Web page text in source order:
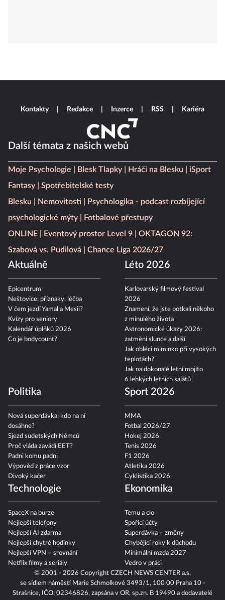
Další témata z našich webů
Moje Psychologie Blesk Tlapky Hráči na Blesku
iSport
Fantasy
Spotřebitelské testy
Blesku
Nemovitosti
Psychologika - podcast rozbíjející
psychologické mýty
Fotbalové přestupy
ONLINE
Eventový prostor Level 9
OKTAGON 92:
Szabová vs. Pudilová
Chance Liga 2026/27
Aktuálně
Epicentrum
Neštovice: příznaky, léčba
V čem jezdí Yamal a Mesii?
Kvízy pro seniory
Kalendář úplňků 2026
Co je bodycount?
Léto 2026
Karlovarský filmový festival
2026
Znamení, že jste potkali někoho
z minulého života
Astronomické úkazy 2026:
zatmění slunce a další
Jak obléci miminko při vysokých
teplotách?
Jak na dokonalé letní mojito
6 lehkých letních salátů
Politika
Nová superdávka: kdo na ní
dosáhne?
Sjezd sudetských Němců
Proč vláda zavádí EET?
Padni komu padni
Výpověď z práce vzor
Divoký kačer
Sport 2026
MMA
Fotbal 2026/27
Hokej 2026
Tenis 2026
F1 2026
Atletika 2026
Cyklistika 2026
Technologie
SpaceX na burze
Nejlepší telefony
Nejlepší AI zdarma
Nejlepší chytré hodinky
Nejlepší VPN – srovnání
Netflix filmy a seriály
Ekonomika
Temu a clo
Spořicí účty
Superdávka – změny
Chybějící roky k důchodu
Minimální mzda 2027
Vedro v práci
Kontakty Redakce Inzerce RSS Kariéra
© 2001 - 2026 Copyright CZECH NEWS CENTER a.s.
se sídlem náměstí Marie Schmolkové 3493/1, 100 00 Praha 10 -
Strašnice, IČO: 02346826, zapsána v OR, sp.zn. B 19490 a dodavatelé